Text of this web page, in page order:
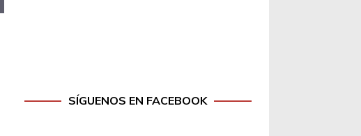
SÍGUENOS EN FACEBOOK